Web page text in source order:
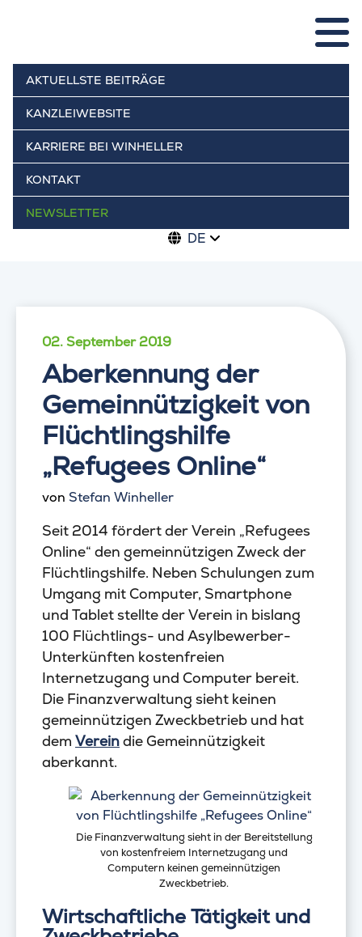
AKTUELLSTE BEITRÄGE
KANZLEIWEBSITE
KARRIERE BEI WINHELLER
KONTAKT
NEWSLETTER
DE
02. September 2019
Aberkennung der
Gemeinnützigkeit von
Flüchtlingshilfe
„Refugees Online“
von Stefan Winheller
Seit 2014 fördert der Verein „Refugees
Online“ den gemeinnützigen Zweck der
Flüchtlingshilfe. Neben Schulungen zum
Umgang mit Computer, Smartphone
und Tablet stellte der Verein in bislang
100 Flüchtlings- und Asylbewerber-
Unterkünften kostenfreien
Internetzugang und Computer bereit.
Die Finanzverwaltung sieht keinen
gemeinnützigen Zweckbetrieb und hat
dem Vereindie Gemeinnützigkeit
aberkannt.
Die Finanzverwaltung sieht in der Bereitstellung
von kostenfreiem Internetzugang und
Computern keinen gemeinnützigen
Zweckbetrieb.
Wirtschaftliche Tätigkeit und